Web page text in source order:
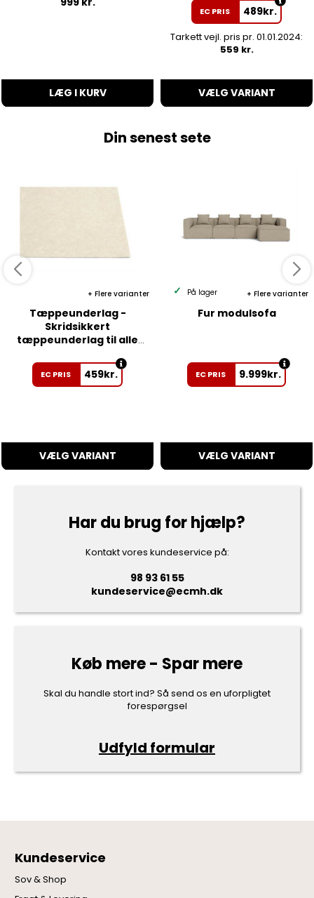
LÆG I KURV
EC PRIS 489kr.
Tarkett vejl. pris pr. 01.01.2024:
559 kr.
VÆLG VARIANT
Din senest sete
Flere varianter
Tæppeunderlag -
Skridsikkert
tæppeunderlag til alle
EC PRIS 459kr.
VÆLG VARIANT
Flere varianter
På lager
Fur modulsofa
EC PRIS 9.999kr.
VÆLG VARIANT
Har du brug for hjælp?
Kontakt vores kundeservice på:
98 93 61 55
kundeservice@ecmh.dk
Køb mere - Spar mere
Skal du handle stort ind? Så send os en uforpligtet
forespørgsel
Udfyld formular
Kundeservice
Sov & Shop